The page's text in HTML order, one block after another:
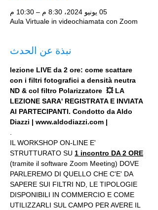
05 يونيو 2024، 8:30 م – 10:30 م
Aula Virtuale in videochiamata con Zoom
نبذة عن الحدث
lezione LIVE da 2 ore: come scattare
con i filtri fotografici a densità neutra
ND & col filtro Polarizzatore  💥 LA
LEZIONE SARA' REGISTRATA E INVIATA
AI PARTECIPANTI. Condotto da Aldo
Diazzi | www.aldodiazzi.com |
IL WORKSHOP ON-LINE E'
STRUTTURATO SU 1 incontro DA 2 ORE
(tramite il software Zoom Meeting) DOVE
PARLEREMO DI QUELLO CHE C'E' DA
SAPERE SUI FILTRI ND, LE TIPOLOGIE
DISPONIBILI IN COMMERCIO E COME
UTILIZZARLI SUL CAMPO PER AVERE IL